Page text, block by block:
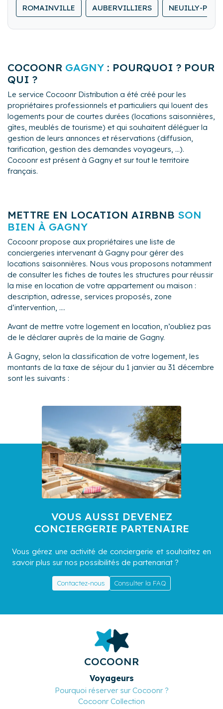
logement.
Nous lavons, repassons et rangeons le linge de
ROMAINVILLE AUBERVILLIERS NEUILLY-
COCOONR GAGNY : POURQUOI ? POUR
QUI ?
Le service Cocoonr Distribution a été créé pour les
propriétaires professionnels et particuliers qui louent des
logements pour de courtes durées (locations saisonnières,
gîtes, meublés de tourisme) et qui souhaitent déléguer la
gestion de leurs annonces et réservations (diffusion,
tarification, gestion des demandes voyageurs, ...).
Cocoonr est présent à Gagny et sur tout le territoire
français.
METTRE EN LOCATION AIRBNB SON
BIEN À GAGNY
Cocoonr propose aux propriétaires une liste de
conciergeries intervenant à Gagny pour gérer des
locations saisonnières. Nous vous proposons notamment
de consulter les fiches de toutes les structures pour réussir
la mise en location de votre appartement ou maison :
description, adresse, services proposés, zone
d’intervention, ....
Avant de mettre votre logement en location, n’oubliez pas
de le déclarer auprès de la mairie de Gagny.
À Gagny, selon la classification de votre logement, les
montants de la taxe de séjour du 1 janvier au 31 décembre
sont les suivants :
VOUS AUSSI DEVENEZ
CONCIERGERIE PARTENAIRE
Vous gérez une activité de conciergerie et souhaitez en
savoir plus sur nos possibilités de partenariat ?
Contactez-nous Consulter la FAQ
COCOONR
Voyageurs
Pourquoi réserver sur Cocoonr ?
Cocoonr Collection